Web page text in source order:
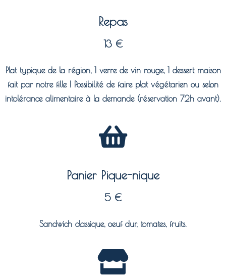
Repas
13 €
Plat typique de la région, 1 verre de vin rouge, 1 dessert maison
fait par notre fille ! Possibilité de faire plat végétarien ou selon
intolérance alimentaire à la demande (réservation 72h avant).
Panier Pique-nique
5 €
Sandwich classique, oeuf dur, tomates, fruits.